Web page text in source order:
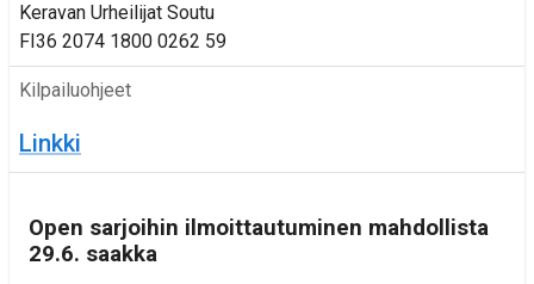
Keravan Urheilijat Soutu
FI36 2074 1800 0262 59
Kilpailuohjeet
Linkki
Open sarjoihin ilmoittautuminen mahdollista
29.6. saakka